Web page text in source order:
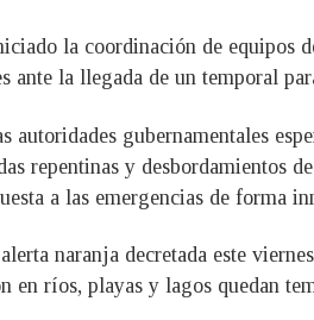
la coordinación de equipos
ante la llegada de un temporal
autoridades gubernamentales
repentinas y desbordamientos
a las emergencias de forma
naranja decretada este
en ríos, playas y lagos quedan